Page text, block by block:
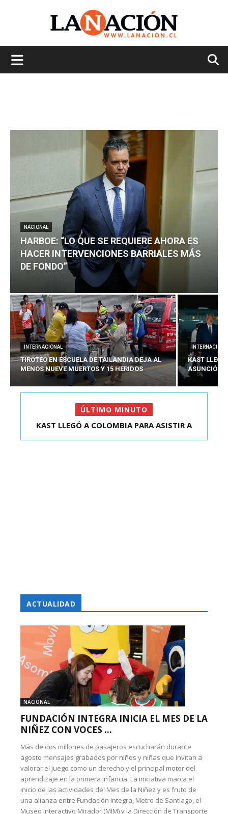
NACIONAL
HARBOE: “LO QUE SE REQUIERE AHORA ES
HACER INTERVENCIONES BARRIALES MÁS
DE FONDO”
INTERNACIONAL
TIROTEO EN ESCUELA DE TAILANDIA DEJA AL
MENOS NUEVE MUERTOS Y 15 HERIDOS
KAST
ASUNCIÓN
ÚLTIMO MINUTO
HARBOE: “LO QUE SE REQUIERE AHORA ES HACER
KAST LLEGÓ A COLOMBIA PARA ASISTIR A
ACTUALIDAD
NACIONAL
FUNDACIÓN INTEGRA INICIA EL MES DE LA
NIÑEZ CON VOCES ...
Más de dos millones de pasajeros escucharán durante
agosto mensajes grabados por niños y niñas que invitan a
valorar el juego como un derecho y el principal motor del
aprendizaje en la primera infancia. La iniciativa marca el
inicio de las actividades del Mes de la Niñez y es fruto de
una alianza entre Fundación Integra, Metro de Santiago, el
Museo Interactivo Mirador (MIM) y la Dirección de Transporte